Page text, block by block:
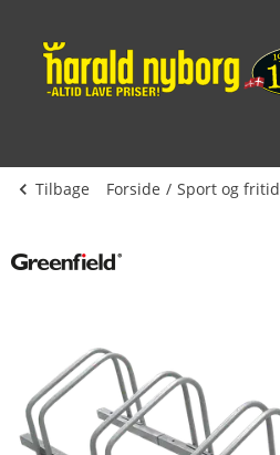
Tilbage Forside Sport og fritid